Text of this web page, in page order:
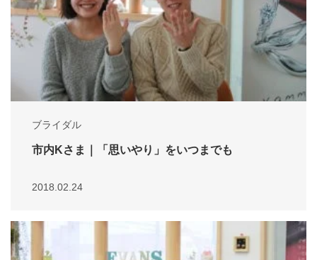
ブライダル
市内Kさま｜「思いやり」をいつまでも
2018.02.24